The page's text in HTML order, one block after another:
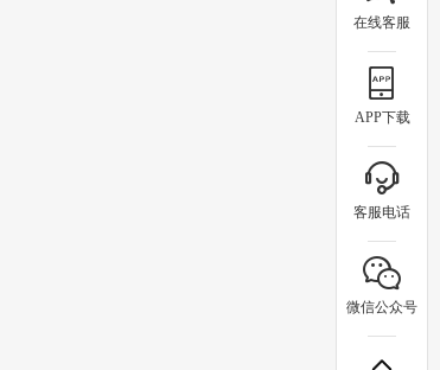
在线客服
APP下载
客服电话
微信公众号